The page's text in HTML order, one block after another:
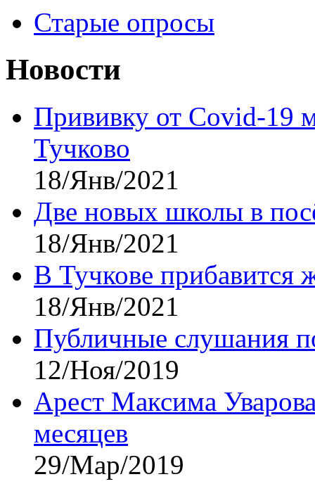
Старые опросы
Новости
Прививку от Covid-19
Тучково
18/Янв/2021
Две новых школы в
18/Янв/2021
В Тучкове прибавится
18/Янв/2021
Публичные слушания
12/Ноя/2019
Арест Максима
месяцев
29/Мар/2019